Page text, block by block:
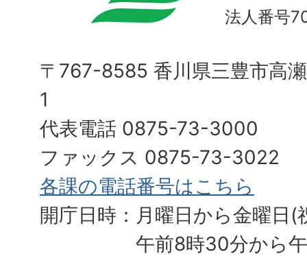
法人番号
〒767-8585 香川県三豊市高
1
代表電話 0875-73-3000
ファックス 0875-73-3022
各課の電話番号はこちら
開庁日時：月曜日から金曜日(
午前8時30分から